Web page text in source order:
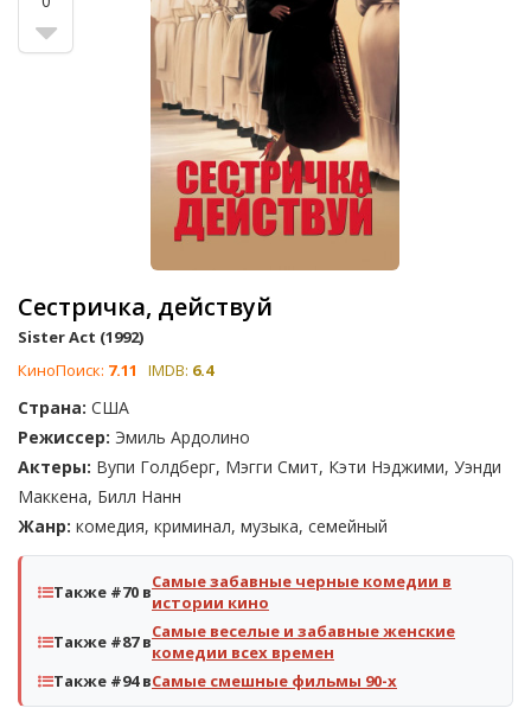
Сестричка, действуй
Sister Act (1992)
КиноПоиск: 7.11 IMDB: 6.4
Страна: США
Режиссер: Эмиль Ардолино
Актеры: Вупи Голдберг, Мэгги Смит, Кэти Нэджими, Уэнди
Маккена, Билл Нанн
Жанр: комедия, криминал, музыка, семейный
Также #70 вСамые забавные черные комедии в
истории кино
Также #87 вСамые веселые и забавные женские
комедии всех времен
Также #94 вСамые смешные фильмы 90-х